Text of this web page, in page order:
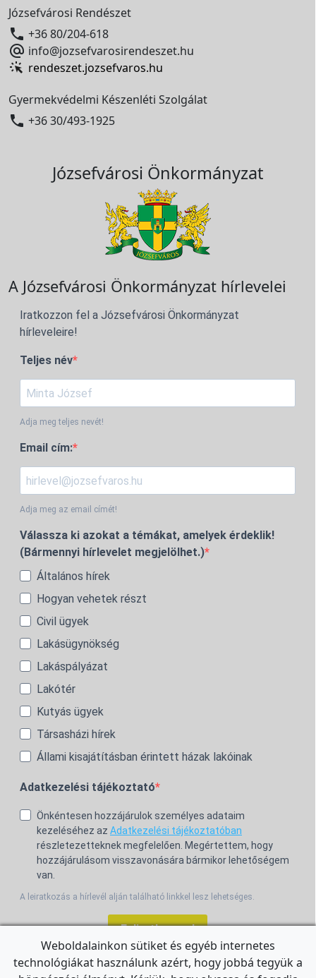
Józsefvárosi Rendészet
 +36 80/204-618
 info@jozsefvarosirendeszet.hu
rendeszet.jozsefvaros.hu
Gyermekvédelmi Készenléti Szolgálat
 +36 30/493-1925
Józsefvárosi Önkormányzat
A Józsefvárosi Önkormányzat hírlevelei
Iratkozzon fel a Józsefvárosi Önkormányzat
hírleveleire!
Teljes név
Adja meg teljes nevét!
Email cím:
Adja meg az email címét!
Válassza ki azokat a témákat, amelyek érdeklik!
(Bármennyi hírlevelet megjelölhet.)
Általános hírek
Hogyan vehetek részt
Civil ügyek
Lakásügynökség
Lakáspályázat
Lakótér
Kutyás ügyek
Társasházi hírek
Állami kisajátításban érintett házak lakóinak
Adatkezelési tájékoztató
Önkéntesen hozzájárulok személyes adataim
kezeléséhez az Adatkezelési tájékoztatóban
részletezetteknek megfelelően. Megértettem, hogy
hozzájárulásom visszavonására bármikor lehetőségem
van.
A leiratkozás a hírlevél alján található linkkel lesz lehetséges.
Feliratkozom!
Weboldalainkon sütiket és egyéb internetes
technológiákat használunk azért, hogy jobbá tegyük a